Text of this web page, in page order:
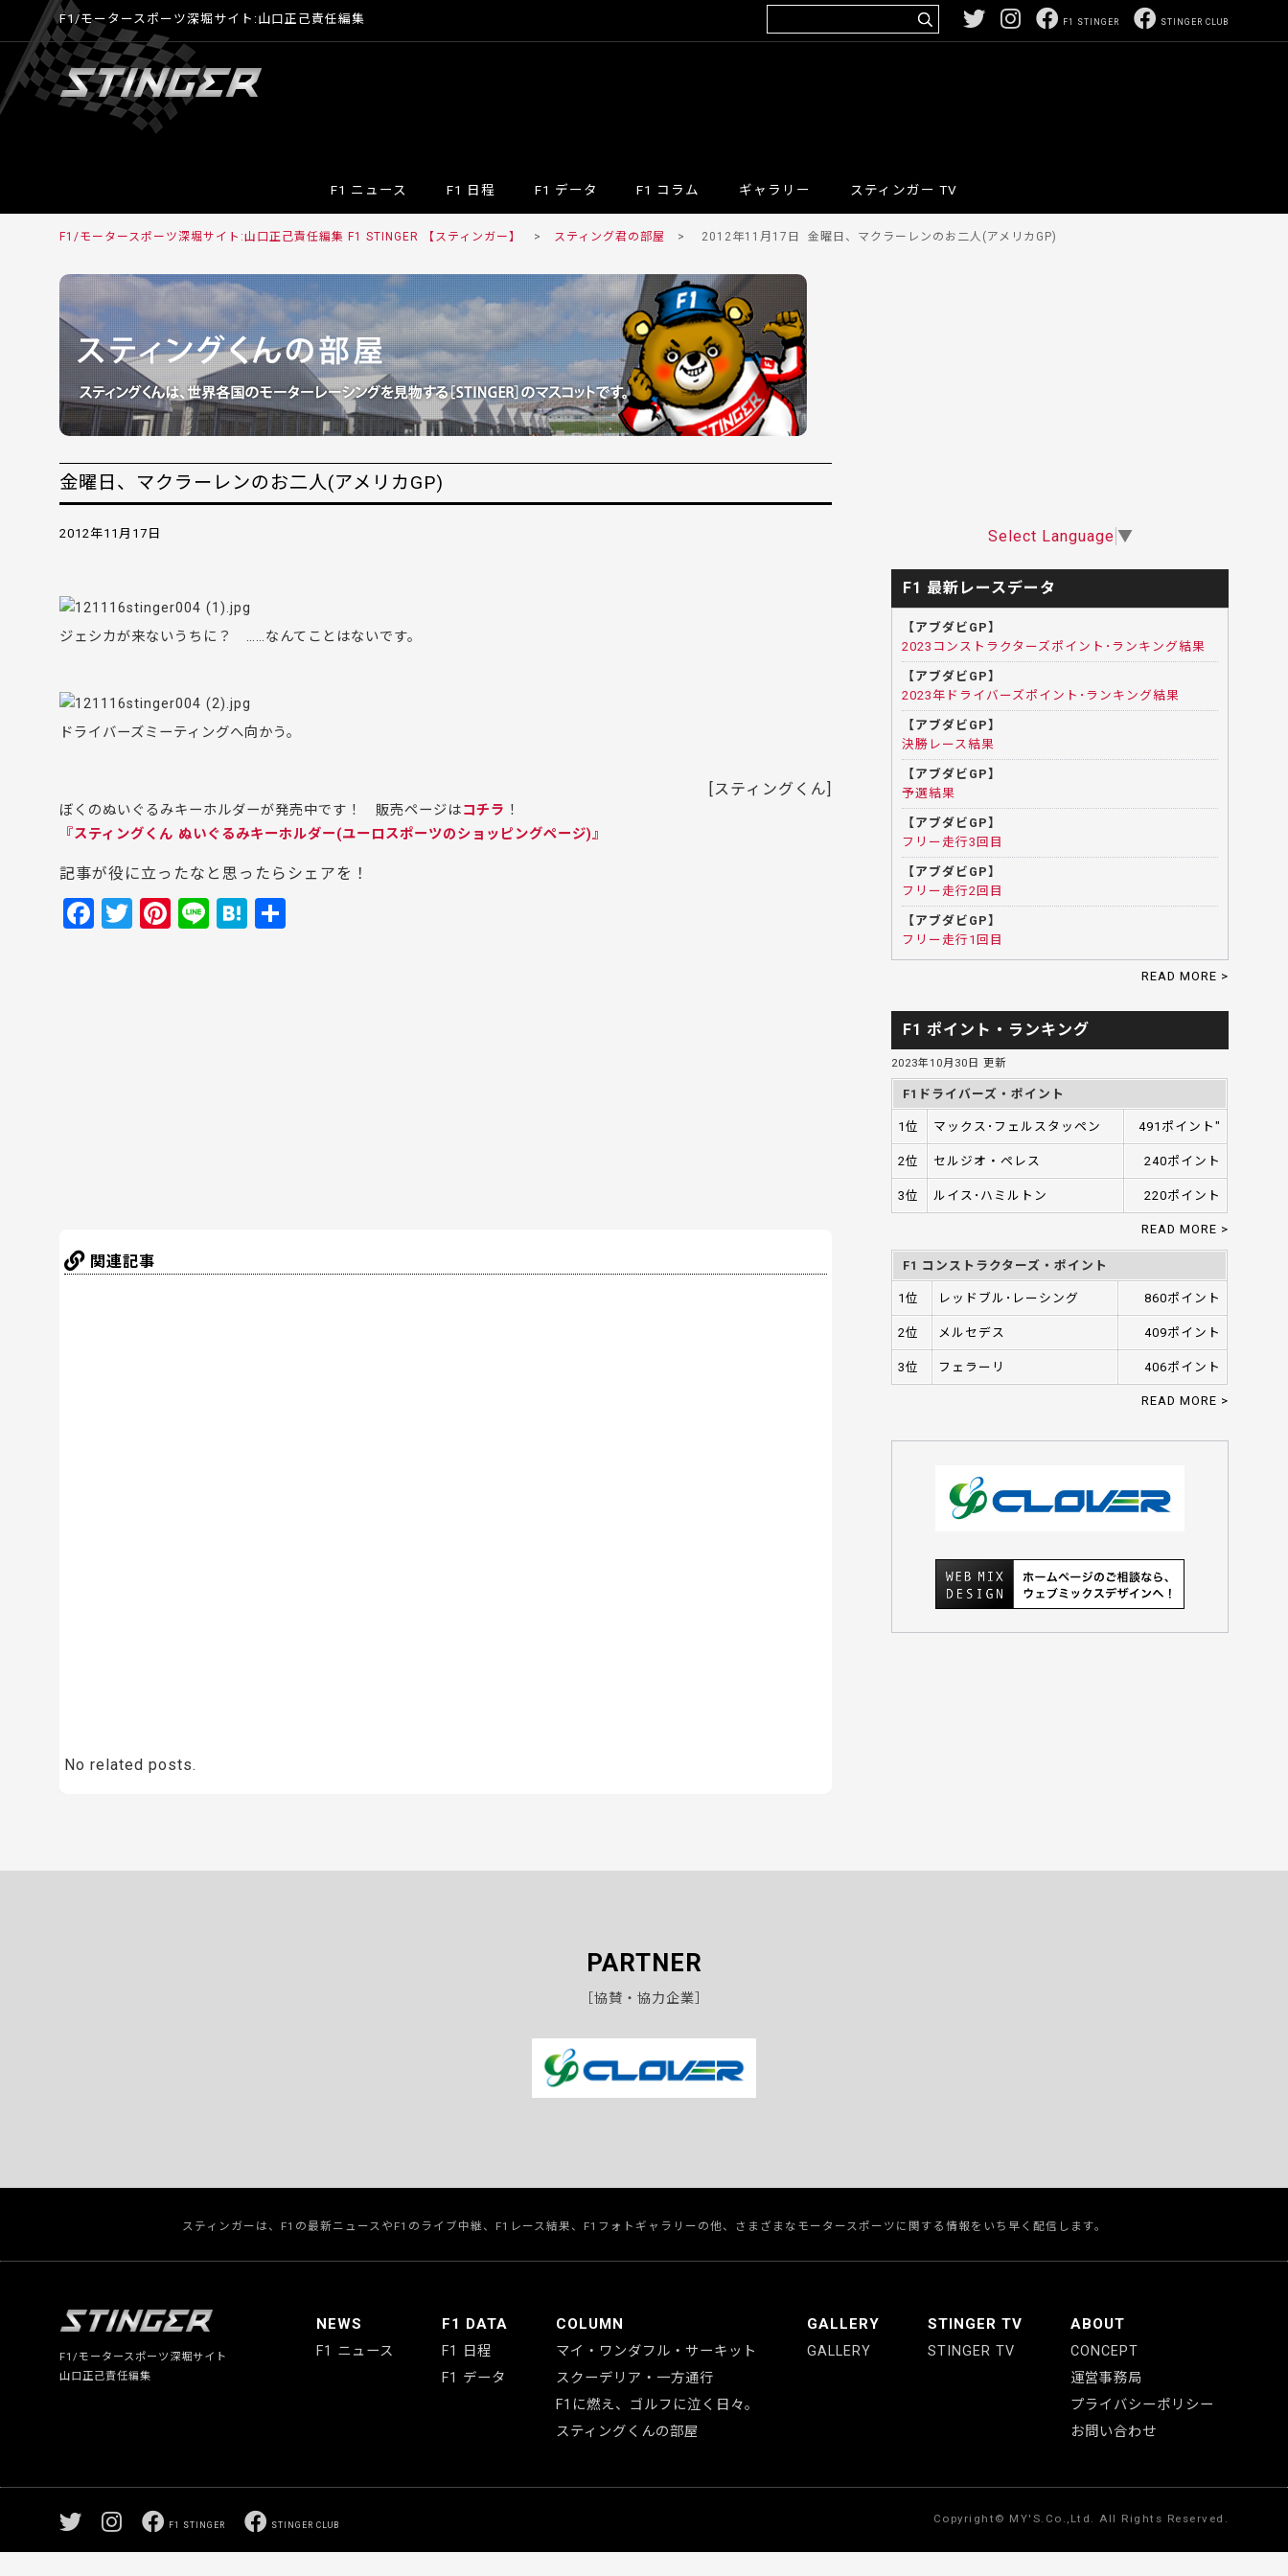
F1/モータースポーツ深堀サイト:山口正己責任編集 STINGER CLUB
F1 STINGER
F1 ニュース F1 日程 F1 データ F1 コラム ギャラリー スティンガー TV
F1/モータースポーツ深堀サイト:山口正己責任編集 F1 STINGER 【スティンガー】 > スティング君の部屋 > 2012年11月17日 金曜日、マクラーレンのお二人(アメリカGP)
金曜日、マクラーレンのお二人(アメリカGP)
2012年11月17日
ジェシカが来ないうちに？ ……なんてことはないです。
ドライバーズミーティングへ向かう。
[スティングくん]
ぼくのぬいぐるみキーホルダーが発売中です！ 販売ページはコチラ ！
『スティングくん ぬいぐるみキーホルダー(ユーロスポーツのショッピングページ)』
記事が役に立ったなと思ったらシェアを！
F
T
Pi Li H
関連記事
No related posts.
Select Language ▼
F1 最新レースデータ
【アブダビGP】
2023コンストラクターズポイント･ランキング結果
【アブダビGP】
2023年ドライバーズポイント･ランキング結果
【アブダビGP】
決勝レース結果
【アブダビGP】
予選結果
【アブダビGP】
フリー走行3回目
【アブダビGP】
フリー走行2回目
【アブダビGP】
フリー走行1回目
READ MORE >
F1 ポイント・ランキング
2023年10月30日 更新
F1ドライバーズ・ポイント
1位 マックス･フェルスタッペン 491ポイント"
2位 セルジオ・ペレス 240ポイント
3位 ルイス･ハミルトン 220ポイント
READ MORE >
F1 コンストラクターズ・ポイント
1位 レッドブル･レーシング 860ポイント
2位 メルセデス 409ポイント
3位 フェラーリ 406ポイント
READ MORE >
PARTNER
［協賛・協力企業］
スティンガーは、F1の最新ニュースやF1のライブ中継、F1レース結果、F1フォトギャラリーの他、さまざまなモータースポーツに関する情報をいち早く配信します。
F1/モータースポーツ深堀サイト
山口正己責任編集
NEWS
F1 ニュース
F1 DATA
F1 日程
F1 データ
COLUMN
マイ・ワンダフル・サーキット
スクーデリア・一方通行
F1に燃え、ゴルフに泣く日々。
スティングくんの部屋
GALLERY
GALLERY
STINGER TV
STINGER TV
ABOUT
CONCEPT
運営事務局
プライバシーポリシー
お問い合わせ
F1 STINGER STINGER CLUB Copyright© MY'S.Co.,Ltd. All Rights Reserved.